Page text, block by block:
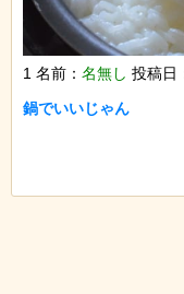
1 名前： 名無し 投稿日
鍋でいいじゃん